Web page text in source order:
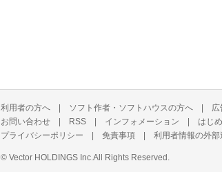
利用者の方へ | ソフト作者・ソフトハウスの方へ |
お問い合わせ | RSS | インフォメーション | はじ
プライバシーポリシー | 免責事項 | 利用者情報の外
© Vector HOLDINGS Inc. All Rights Reserved.